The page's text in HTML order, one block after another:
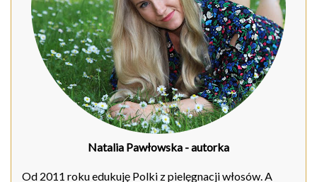
Natalia Pawłowska - autorka
Od 2011 roku edukuję Polki z pielęgnacji włosów. A